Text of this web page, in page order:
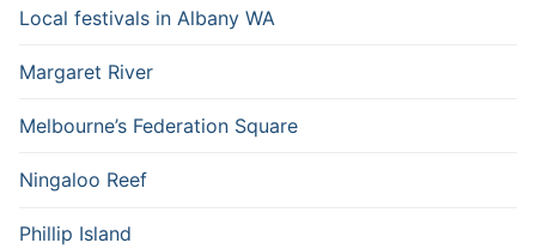
Local festivals in Albany WA
Margaret River
Melbourne’s Federation Square
Ningaloo Reef
Phillip Island